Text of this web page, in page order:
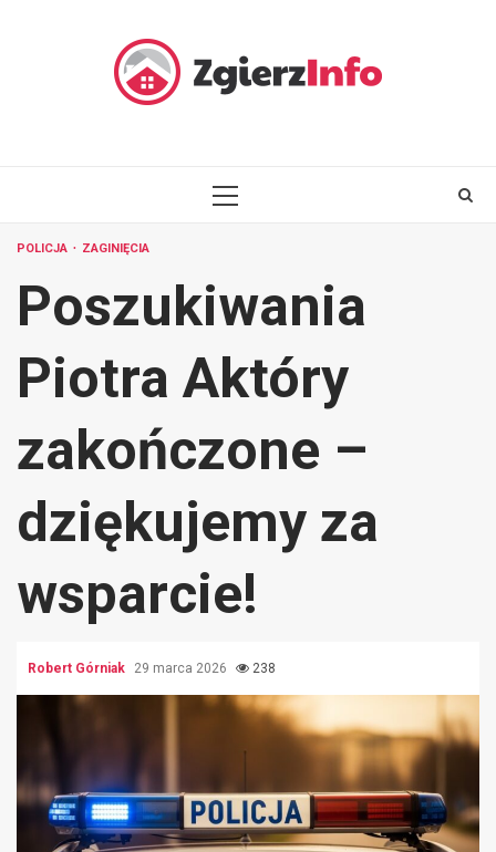
PRIMARY
POLICJA ZAGINIĘCIA
Poszukiwania
Piotra Aktóry
zakończone –
dziękujemy za
wsparcie!
Robert Górniak 29 marca 2026 238